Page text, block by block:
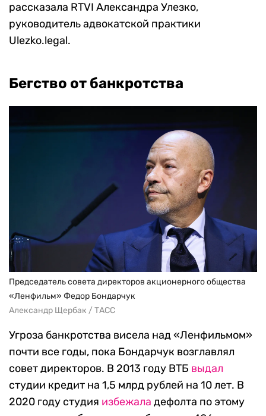
рассказала RTVI Александра Улезко,
руководитель адвокатской практики
Ulezko.legal.
Бегство от банкротства
Председатель совета директоров акционерного общества
«Ленфильм» Федор Бондарчук
Александр Щербак / ТАСС
Угроза банкротства висела над «Ленфильмом»
почти все годы, пока Бондарчук возглавлял
совет директоров. В 2013 году ВТБ выдал
студии кредит на 1,5 млрд рублей на 10 лет. В
2020 году студия избежала дефолта по этому